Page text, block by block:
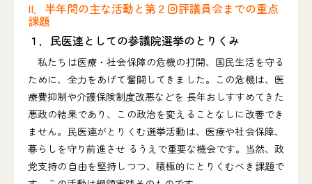
II．半年間の主な活動と第２回評議員会までの重点
課題
１．民医連としての参議院選挙のとりくみ
私たちは医療・社会保障の危機の打開、国民生活を守る
ために、全力をあげて奮闘してきました。この危機は、医
療費抑制や介護保険制度改悪などを 長年おしすすめてきた
悪政の結果であり、この政治を変えることなしに改善でき
ません。民医連がとりくむ選挙活動は、医療や社会保障、
暮らしを守り前進させ るうえで重要な機会です。当然、政
党支持の自由を堅持しつつ、積極的にとりくむべき課題で